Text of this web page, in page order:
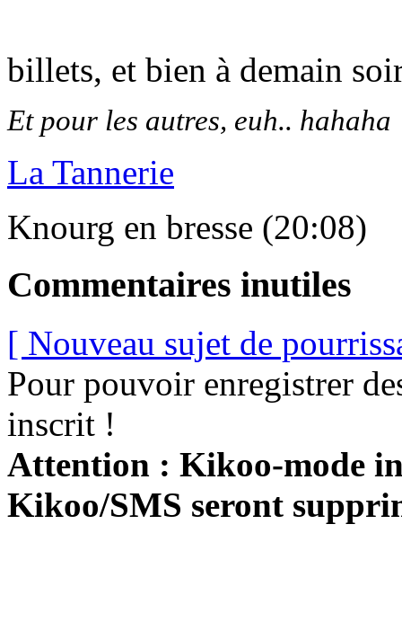
billets, et bien à demain
Et pour les autres, euh.. hahaha
La Tannerie
Knourg en bresse (20:08)
Commentaires inutiles
[ Nouveau sujet de
Pour pouvoir enregistrer
inscrit !
Attention : Kikoo-mode
Kikoo/SMS seront